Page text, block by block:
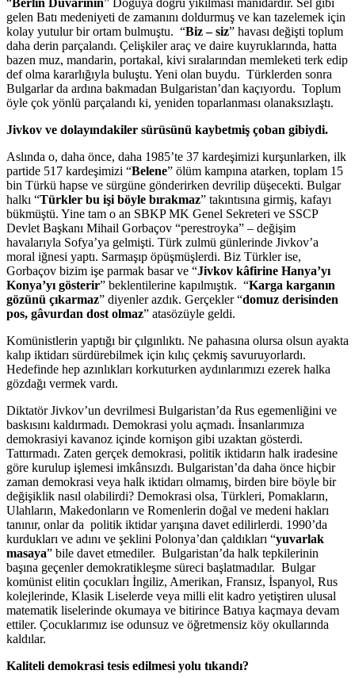
gelen Batı medeniyeti de zamanını doldurmuş ve kan tazelemek için
kolay yutulur bir ortam bulmuştu. “Biz – siz” havası değişti toplum
daha derin parçalandı. Çelişkiler araç ve daire kuyruklarında, hatta
bazen muz, mandarin, portakal, kivi sıralarından memleketi terk edip
def olma kararlığıyla buluştu. Yeni olan buydu. Türklerden sonra
Bulgarlar da ardına bakmadan Bulgaristan’dan kaçıyordu. Toplum
öyle çok yönlü parçalandı ki, yeniden toparlanması olanaksızlaştı.
Jivkov ve dolayındakiler sürüsünü kaybetmiş çoban gibiydi.
Aslında o, daha önce, daha 1985’te 37 kardeşimizi kurşunlarken, ilk
partide 517 kardeşimizi “Belene” ölüm kampına atarken, toplam 15
bin Türkü hapse ve sürgüne gönderirken devrilip düşecekti. Bulgar
halkı “Türkler bu işi böyle bırakmaz” takıntısına girmiş, kafayı
bükmüştü. Yine tam o an SBKP MK Genel Sekreteri ve SSCP
Devlet Başkanı Mihail Gorbaçov “perestroyka” – değişim
havalarıyla Sofya’ya gelmişti. Türk zulmü günlerinde Jivkov’a
moral iğnesi yaptı. Sarmaşıp öpüşmüşlerdi. Biz Türkler ise,
Gorbaçov bizim işe parmak basar ve “Jivkov kâfirine Hanya’yı
Konya’yı gösterir” beklentilerine kapılmıştık. “Karga karganın
gözünü çıkarmaz” diyenler azdık. Gerçekler “domuz derisinden
pos, gâvurdan dost olmaz” atasözüyle geldi.
Komünistlerin yaptığı bir çılgınlıktı. Ne pahasına olursa olsun ayakta
kalıp iktidarı sürdürebilmek için kılıç çekmiş savuruyorlardı.
Hedefinde hep azınlıkları korkuturken aydınlarımızı ezerek halka
gözdağı vermek vardı.
Diktatör Jivkov’un devrilmesi Bulgaristan’da Rus egemenliğini ve
baskısını kaldırmadı. Demokrasi yolu açmadı. İnsanlarımıza
demokrasiyi kavanoz içinde kornişon gibi uzaktan gösterdi.
Tattırmadı. Zaten gerçek demokrasi, politik iktidarın halk iradesine
göre kurulup işlemesi imkânsızdı. Bulgaristan’da daha önce hiçbir
zaman demokrasi veya halk iktidarı olmamış, birden bire böyle bir
değişiklik nasıl olabilirdi? Demokrasi olsa, Türkleri, Pomakların,
Ulahların, Makedonların ve Romenlerin doğal ve medeni hakları
tanınır, onlar da politik iktidar yarışına davet edilirlerdi. 1990’da
kurdukları ve adını ve şeklini Polonya’dan çaldıkları “yuvarlak
masaya” bile davet etmediler. Bulgaristan’da halk tepkilerinin
başına geçenler demokratikleşme süreci başlatmadılar. Bulgar
komünist elitin çocukları İngiliz, Amerikan, Fransız, İspanyol, Rus
kolejlerinde, Klasik Liselerde veya milli elit kadro yetiştiren ulusal
matematik liselerinde okumaya ve bitirince Batıya kaçmaya devam
ettiler. Çocuklarımız ise odunsuz ve öğretmensiz köy okullarında
kaldılar.
Kaliteli demokrasi tesis edilmesi yolu tıkandı?